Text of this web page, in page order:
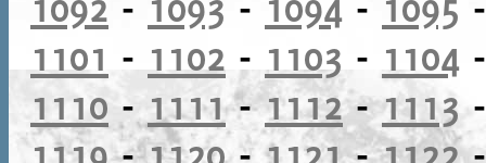
1101 - 1102 - 1103 - 1104
1110 - 1111-1112-1113